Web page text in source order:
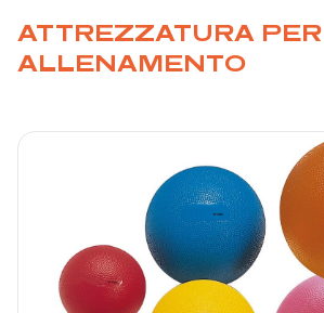
ATTREZZATURA PER
ALLENAMENTO